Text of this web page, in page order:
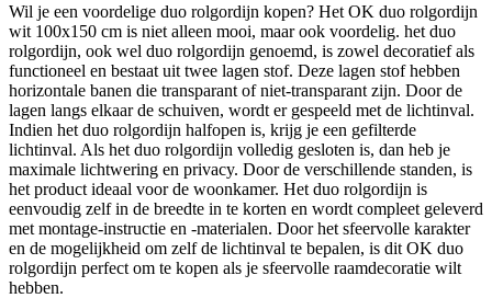
Wil je een voordelige duo rolgordijn kopen? Het OK duo rolgordijn
wit 100x150 cm is niet alleen mooi, maar ook voordelig. het duo
rolgordijn, ook wel duo rolgordijn genoemd, is zowel decoratief als
functioneel en bestaat uit twee lagen stof. Deze lagen stof hebben
horizontale banen die transparant of niet-transparant zijn. Door de
lagen langs elkaar de schuiven, wordt er gespeeld met de lichtinval.
Indien het duo rolgordijn halfopen is, krijg je een gefilterde
lichtinval. Als het duo rolgordijn volledig gesloten is, dan heb je
maximale lichtwering en privacy. Door de verschillende standen, is
het product ideaal voor de woonkamer. Het duo rolgordijn is
eenvoudig zelf in de breedte in te korten en wordt compleet geleverd
met montage-instructie en -materialen. Door het sfeervolle karakter
en de mogelijkheid om zelf de lichtinval te bepalen, is dit OK duo
rolgordijn perfect om te kopen als je sfeervolle raamdecoratie wilt
hebben.